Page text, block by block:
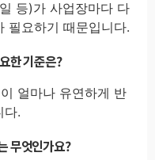
등)가 사업장마다 다
필요하기 때문입니다.
한 기준은?
얼마나 유연하게 반
다.
무엇인가요?